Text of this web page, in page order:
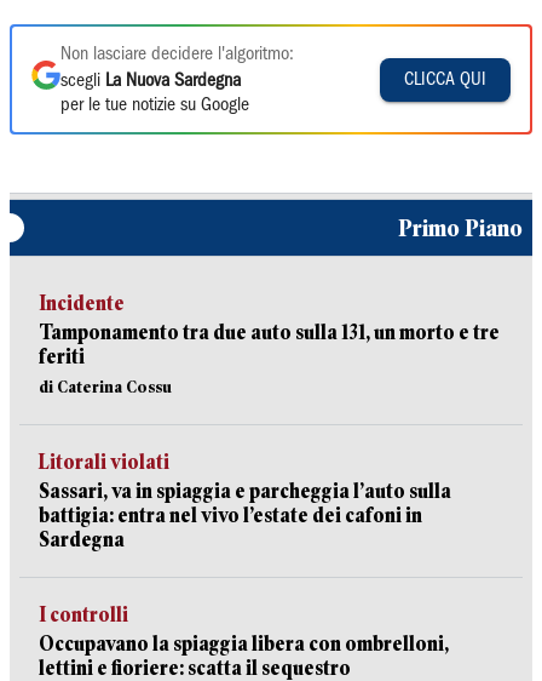
Non lasciare decidere l'algoritmo:
scegli La Nuova Sardegna
per le tue notizie su Google
CLICCA QUI
Primo Piano
Incidente
Tamponamento tra due auto sulla 131, un morto e tre
feriti
di Caterina Cossu
Litorali violati
Sassari, va in spiaggia e parcheggia l’auto sulla
battigia: entra nel vivo l’estate dei cafoni in
Sardegna
I controlli
Occupavano la spiaggia libera con ombrelloni,
lettini e fioriere: scatta il sequestro